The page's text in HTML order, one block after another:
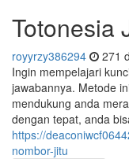
Totonesia
royyrzy386294 271
Ingin mempelajari
jawabannya. Metode
mendukung anda
dengan tepat, anda
https://
nombor-jitu